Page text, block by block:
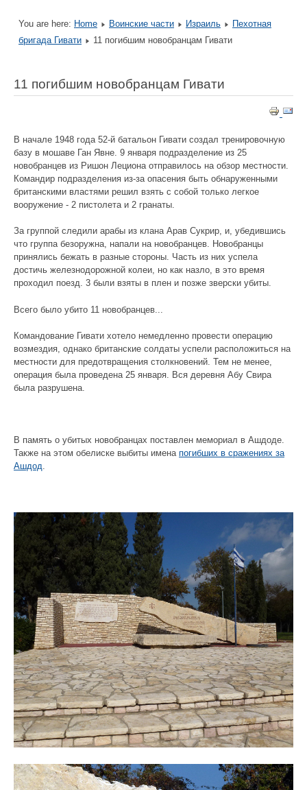
You are here: Home Воинские части Израиль
Пехотная
бригада Гивати
11 погибшим новобранцам Гивати
11 погибшим новобранцам Гивати
В начале 1948 года 52-й батальон Гивати создал тренировочную
базу в мошаве Ган Явне. 9 января подразделение из 25
новобранцев из Ришон Лециона отправилось на обзор местности.
Командир подразделения из-за опасения быть обнаруженными
британскими властями решил взять с собой только легкое
вооружение - 2 пистолета и 2 гранаты.
За группой следили арабы из клана Арав Сукрир, и, убедившись
что группа безоружна, напали на новобранцев. Новобранцы
принялись бежать в разные стороны. Часть из них успела
достичь железнодорожной колеи, но как назло, в это время
проходил поезд. 3 были взяты в плен и позже зверски убиты.
Всего было убито 11 новобранцев...
Командование Гивати хотело немедленно провести операцию
возмездия, однако британские солдаты успели расположиться на
местности для предотвращения столкновений. Тем не менее,
операция была проведена 25 января. Вся деревня Абу Свира
была разрушена.
В память о убитых новобранцах поставлен мемориал в Aшдоде.
Также на этом обелиске выбиты имена погибших в сражениях за
Ашдод.